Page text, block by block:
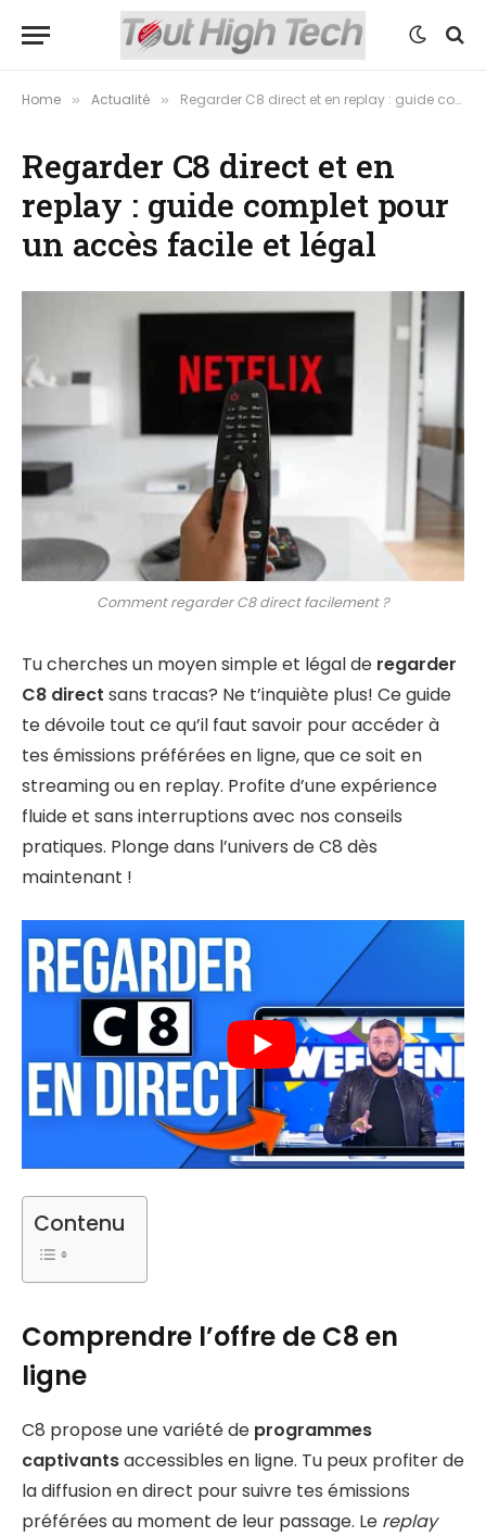
Home » Actualité » Regarder C8 direct et en replay : guide complet pour un accès facile et légal
Regarder C8 direct et en
replay : guide complet pour
un accès facile et légal
Comment regarder C8 direct facilement ?
Tu cherches un moyen simple et légal de regarder
C8 direct sans tracas? Ne t’inquiète plus! Ce guide
te dévoile tout ce qu’il faut savoir pour accéder à
tes émissions préférées en ligne, que ce soit en
streaming ou en replay. Profite d’une expérience
fluide et sans interruptions avec nos conseils
pratiques. Plonge dans l’univers de C8 dès
maintenant !
Contenu
Comprendre l’offre de C8 en
ligne
C8 propose une variété de programmes
captivantsaccessibles en ligne. Tu peux profiter de
la diffusion en direct pour suivre tes émissions
préférées au moment de leur passage. Le replay